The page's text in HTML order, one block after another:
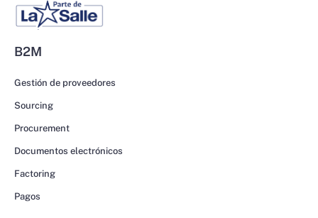
B2M
Gestión de proveedores
Sourcing
Procurement
Documentos electrónicos
Factoring
Pagos